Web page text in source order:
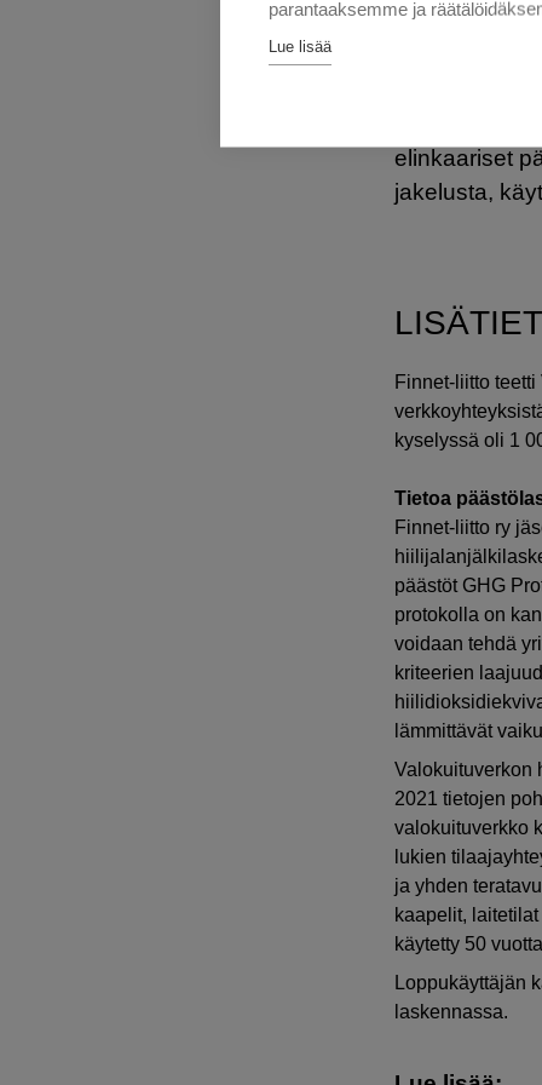
myös
elinkaariset
jakelusta,
Finnet-liitto
kyselyssä oli 1
Tietoa
Finnet-liitto ry
päästöt GHG
protokolla on
voidaan tehdä
kriteerien
lämmittävät
Valokuituverkon
2021 tietojen
valokuituverkko
lukien
ja yhden
kaapelit,
käytetty 50
Loppukäyttäjän
laskennassa.
parantaaksemme ja
Lue lisää